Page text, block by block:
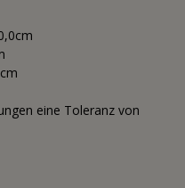
eine Toleranz von